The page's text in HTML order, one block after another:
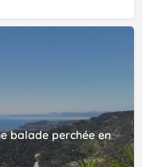
balade perchée en